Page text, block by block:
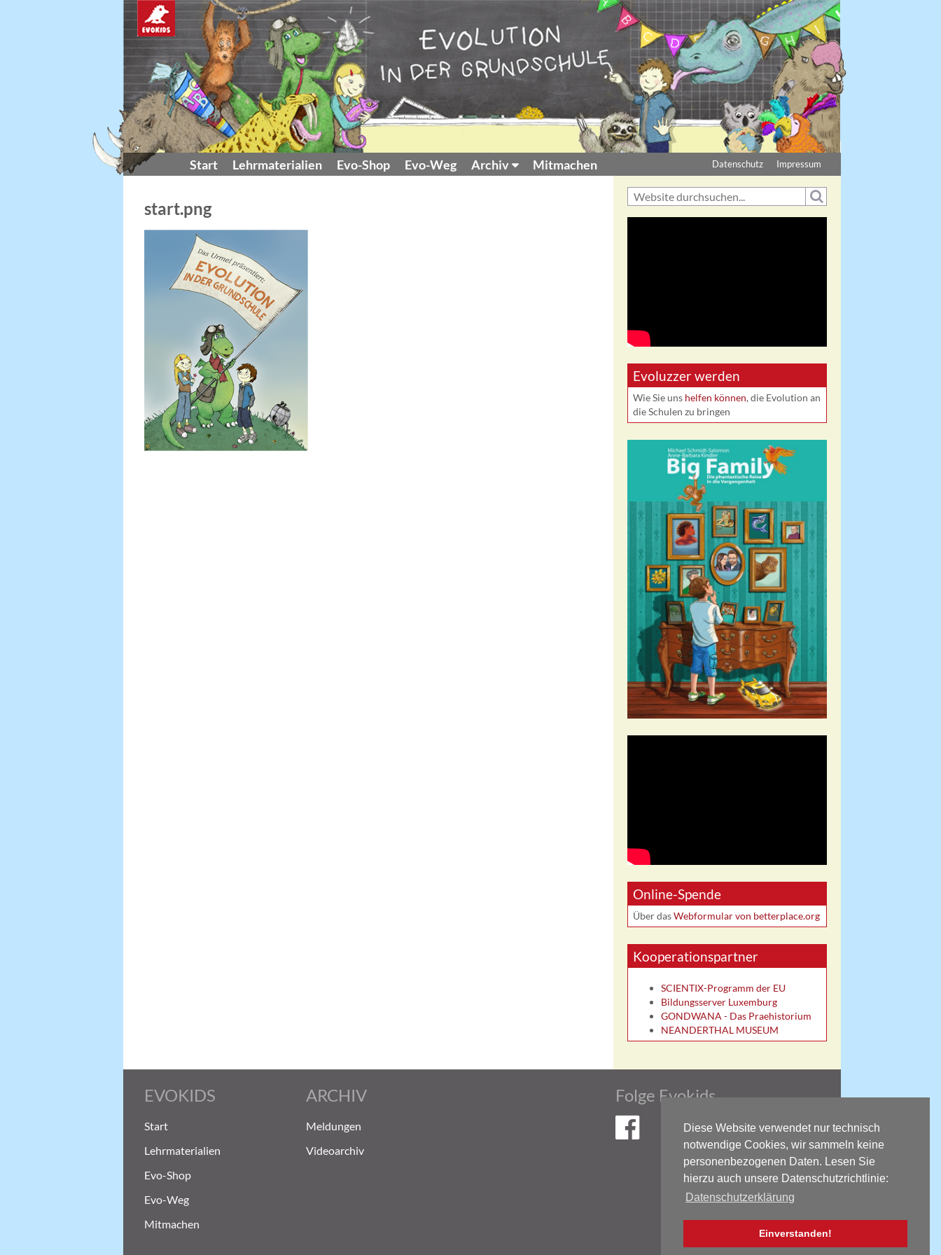
Diese Website verwendet nur technisch
notwendige Cookies, wir sammeln keine
personenbezogenen Daten. Lesen Sie
hierzu auch unsere Datenschutzrichtlinie:
Datenschutzerklärung
Einverstanden!
Start Lehrmaterialien Evo-Shop Evo-Weg Archiv Mitmachen Datenschutz Impressum
start.png Suchformular
Suche
Evoluzzer werden
Wie Sie uns helfen können, die Evolution an
die Schulen zu bringen
Online-Spende
Über dasWebformular von betterplace.org
Kooperationspartner
SCIENTIX-Programm der EU
Bildungsserver Luxemburg
GONDWANA - Das Praehistorium
NEANDERTHAL MUSEUM
Folge Evokids
EVOKIDS
Start
Lehrmaterialien
Evo-Shop
Evo-Weg
Mitmachen
ARCHIV
Meldungen
Videoarchiv